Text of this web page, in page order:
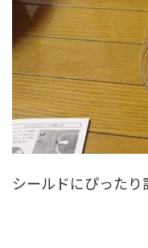
シールドにぴった